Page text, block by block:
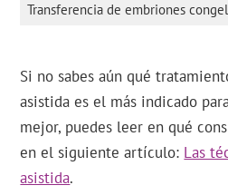
Transferencia de embriones
Si no sabes aún qué
asistida es el más indicado
mejor, puedes leer en qué
en el siguiente artículo: Las
asistida.